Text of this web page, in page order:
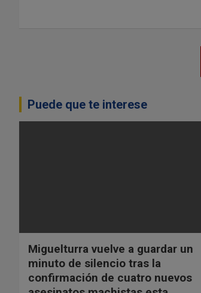
v
i
ó
n
Puede que te interese
Miguelturra vuelve a guardar un
minuto de silencio tras la
confirmación de cuatro nuevos